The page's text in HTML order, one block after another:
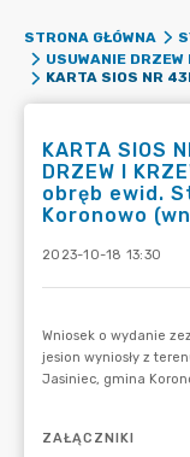
STRONA GŁÓWNA
USUWANIE DRZEW
KARTA SIOS
DRZEW I
obręb ewid.
Koronowo
2023-10-18 13:30
ZAŁĄCZNIKI